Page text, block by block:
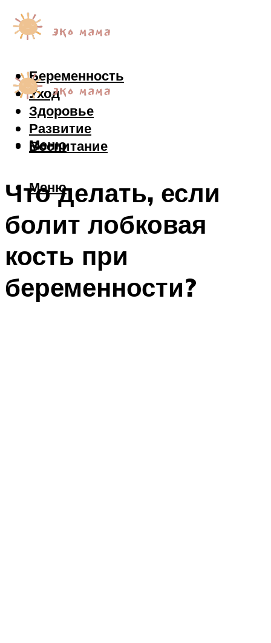
Беременность
Уход
Здоровье
Развитие
Воспитание
Меню
Меню
Что делать, если
болит лобковая
кость при
беременности?